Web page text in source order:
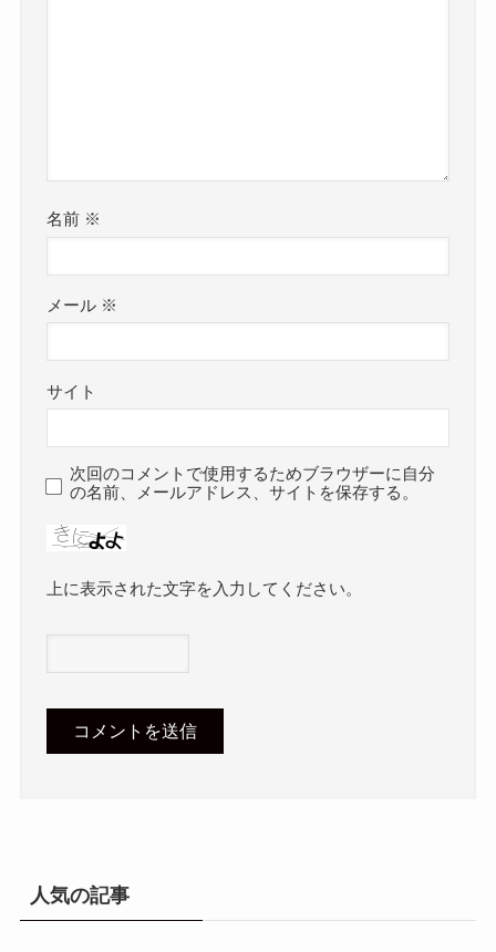
名前 ※
メール ※
サイト
次回のコメントで使用するためブラウザーに自分
の名前、メールアドレス、サイトを保存する。
上に表示された文字を入力してください。
人気の記事